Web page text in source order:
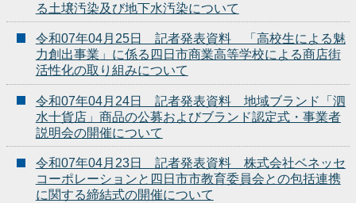
る土壌汚染及び地下水汚染について
令和07年04月25日 記者発表資料 「高校生による魅
力創出事業」に係る四日市商業高等学校による商店街
活性化の取り組みについて
令和07年04月24日 記者発表資料 地域ブランド「泗
水十貨店」商品の公募およびブランド認定式・事業者
説明会の開催について
令和07年04月23日 記者発表資料 株式会社ベネッセ
コーポレーションと四日市市教育委員会との包括連携
に関する締結式の開催について